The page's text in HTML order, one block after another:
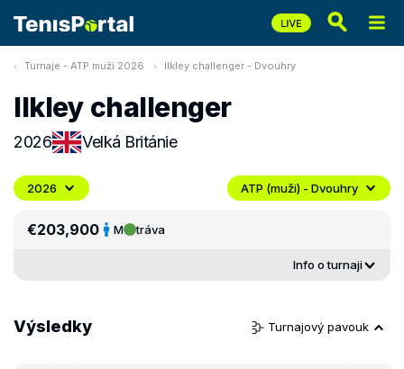
Turnaje - ATP muži 2026 Ilkley challenger - Dvouhry
Ilkley challenger
2026 Velká Británie
2026 ATP (muži) - Dvouhry
€203,900 M tráva
Info o turnaji
Výsledky Turnajový pavouk